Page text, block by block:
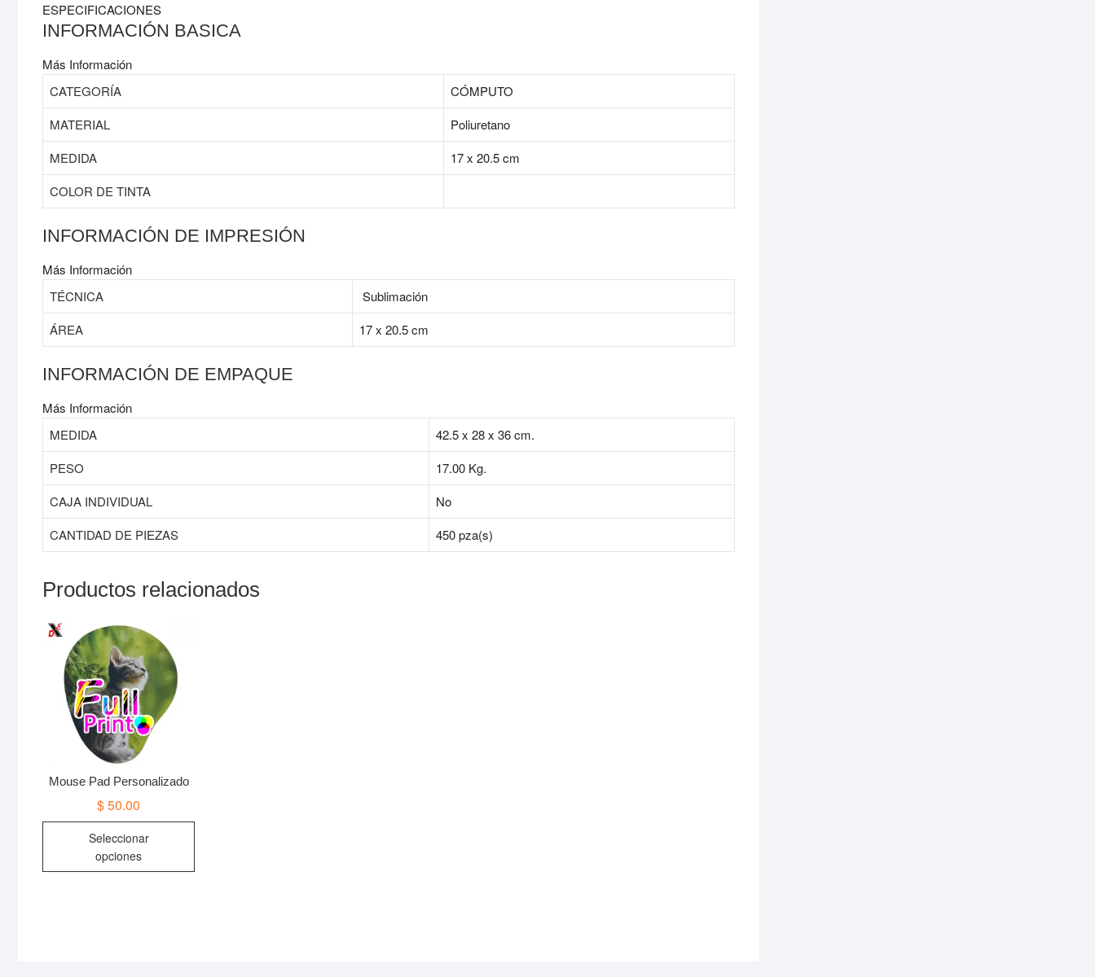
ESPECIFICACIONES
INFORMACIÓN BASICA
Más Información
CATEGORÍA
CÓMPUTO
MATERIAL
Poliuretano
MEDIDA
17 x 20.5 cm
COLOR DE TINTA
INFORMACIÓN DE IMPRESIÓN
Más Información
TÉCNICA
Sublimación
ÁREA
17 x 20.5 cm
INFORMACIÓN DE EMPAQUE
Más Información
MEDIDA
42.5 x 28 x 36 cm.
PESO
17.00 Kg.
CAJA INDIVIDUAL
No
CANTIDAD DE PIEZAS
450 pza(s)
Productos relacionados
Mouse Pad Personalizado
$50.00
Seleccionar
opciones
Este